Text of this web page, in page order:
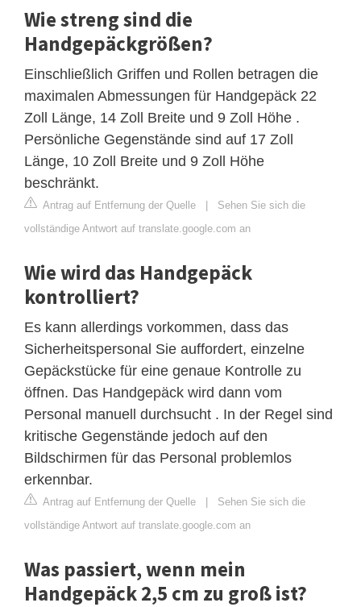
Wie streng sind die
Handgepäckgrößen?
Einschließlich Griffen und Rollen betragen die
maximalen Abmessungen für Handgepäck 22
Zoll Länge, 14 Zoll Breite und 9 Zoll Höhe .
Persönliche Gegenstände sind auf 17 Zoll
Länge, 10 Zoll Breite und 9 Zoll Höhe
beschränkt.
Antrag auf Entfernung der Quelle | Sehen Sie sich die
vollständige Antwort auf translate.google.com an
Wie wird das Handgepäck
kontrolliert?
Es kann allerdings vorkommen, dass das
Sicherheitspersonal Sie auffordert, einzelne
Gepäckstücke für eine genaue Kontrolle zu
öffnen. Das Handgepäck wird dann vom
Personal manuell durchsucht . In der Regel sind
kritische Gegenstände jedoch auf den
Bildschirmen für das Personal problemlos
erkennbar.
Antrag auf Entfernung der Quelle | Sehen Sie sich die
vollständige Antwort auf translate.google.com an
Was passiert, wenn mein
Handgepäck 2,5 cm zu groß ist?